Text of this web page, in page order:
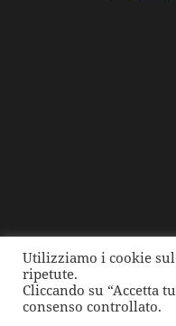
© 2026
Utilizziamo i cookie
ripetute.
Cliccando su “Accetta
consenso controllato.